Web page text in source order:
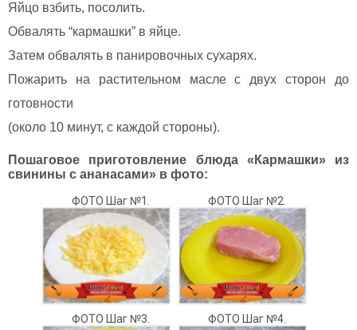
Яйцо взбить, посолить.
Обвалять “кармашки” в яйце.
Затем обвалять в панировочных сухарях.
Пожарить на растительном масле с двух сторон до
готовности
(около 10 минут, с каждой стороны).
Пошаговое приготовление блюда «Кармашки» из
свинины с ананасами» в фото:
ФОТО Шаг №1. ФОТО Шаг №2.
ФОТО Шаг №3. ФОТО Шаг №4.